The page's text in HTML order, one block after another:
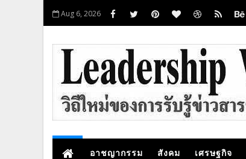
Aug 6, 2026
อาชญากรรม สังคม เศรษฐกิจ